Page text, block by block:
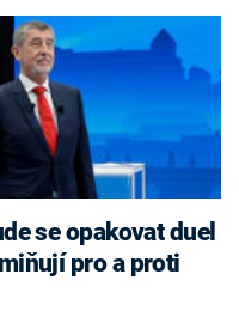
pro a proti